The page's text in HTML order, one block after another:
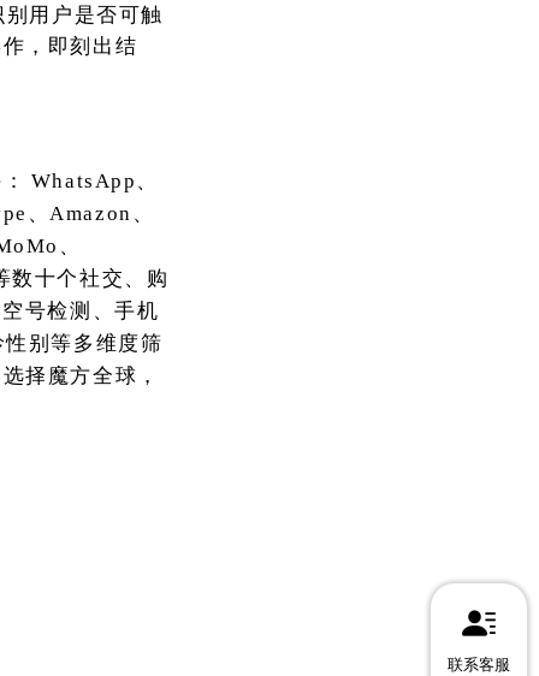
用户是否可触
，即刻出结
WhatsApp、
、Amazon、
、
数十个社交、购
号检测、手机
别等多维度筛
择魔方全球，
联系客服